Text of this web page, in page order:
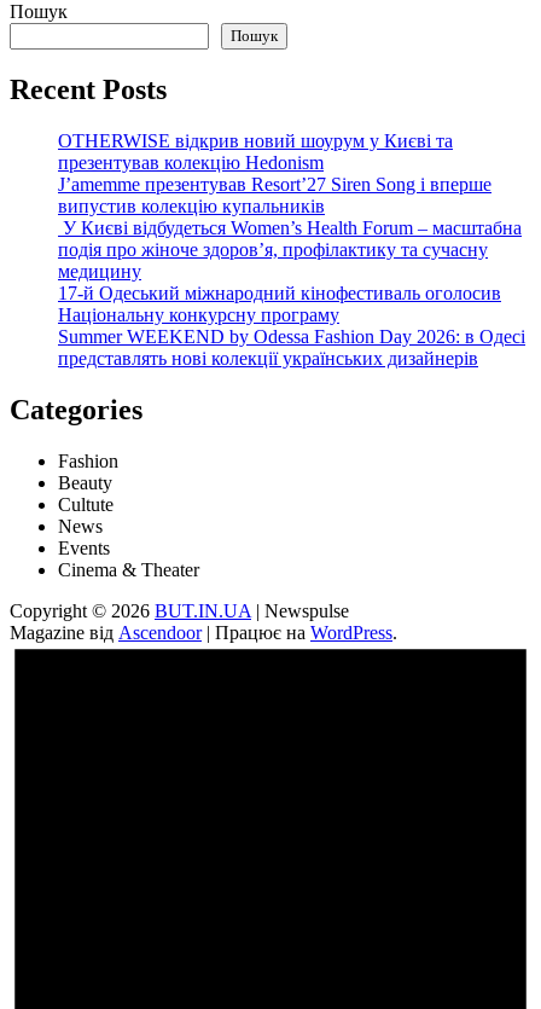
Пошук
Пошук
Recent Posts
OTHERWISE відкрив новий шоурум у Києві та
презентував колекцію Hedonism
J’amemme презентував Resort’27 Siren Song і вперше
випустив колекцію купальників
У Києві відбудеться Women’s Health Forum – масштабна
подія про жіноче здоров’я, профілактику та сучасну
медицину
17-й Одеський міжнародний кінофестиваль оголосив
Національну конкурсну програму
Summer WEEKEND by Odessa Fashion Day 2026: в Одесі
представлять нові колекції українських дизайнерів
Categories
Fashion
Beauty
Cultute
News
Events
Cinema & Theater
Copyright © 2026 BUT.IN.UA | Newspulse
Magazine від Ascendoor| Працює на WordPress.